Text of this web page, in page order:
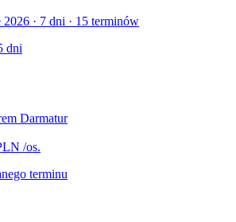
2026 · 7 dni · 15 terminów
dni
Darmatur
/os.
terminu